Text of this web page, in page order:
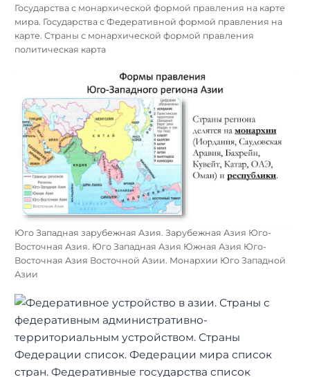
Государства с монархической формой правления на карте
мира. Государства с Федеративной формой правления на
карте. Страны с монархической формой правления
политическая карта
Юго Западная зарубежная Азия. Зарубежная Азия Юго-
Восточная Азия. Юго Западная Азия Южная Азия Юго-
Восточная Азия Восточной Азии. Монархии Юго Западной
Азии